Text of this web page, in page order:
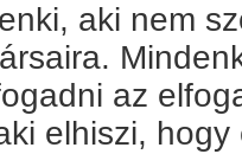
aki nem
az
elhiszi,